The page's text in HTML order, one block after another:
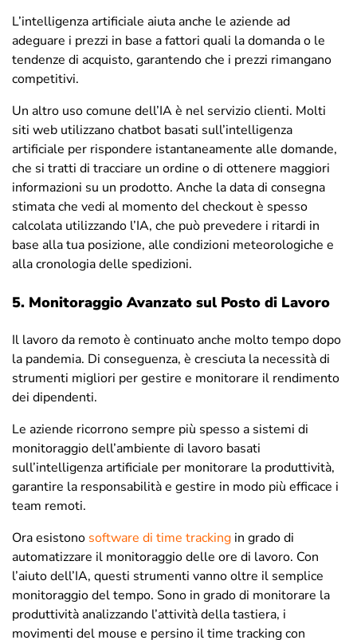
L’intelligenza artificiale aiuta anche le aziende ad
adeguare i prezzi in base a fattori quali la domanda o le
tendenze di acquisto, garantendo che i prezzi rimangano
competitivi.
Un altro uso comune dell’IA è nel servizio clienti. Molti
siti web utilizzano chatbot basati sull’intelligenza
artificiale per rispondere istantaneamente alle domande,
che si tratti di tracciare un ordine o di ottenere maggiori
informazioni su un prodotto. Anche la data di consegna
stimata che vedi al momento del checkout è spesso
calcolata utilizzando l’IA, che può prevedere i ritardi in
base alla tua posizione, alle condizioni meteorologiche e
alla cronologia delle spedizioni.
5. Monitoraggio Avanzato sul Posto di Lavoro
Il lavoro da remoto è continuato anche molto tempo dopo
la pandemia. Di conseguenza, è cresciuta la necessità di
strumenti migliori per gestire e monitorare il rendimento
dei dipendenti.
Le aziende ricorrono sempre più spesso a sistemi di
monitoraggio dell’ambiente di lavoro basati
sull’intelligenza artificiale per monitorare la produttività,
garantire la responsabilità e gestire in modo più efficace i
team remoti.
Ora esistono software di time tracking in grado di
automatizzare il monitoraggio delle ore di lavoro. Con
l’aiuto dell’IA, questi strumenti vanno oltre il semplice
monitoraggio del tempo. Sono in grado di monitorare la
produttività analizzando l’attività della tastiera, i
movimenti del mouse e persino il time tracking con